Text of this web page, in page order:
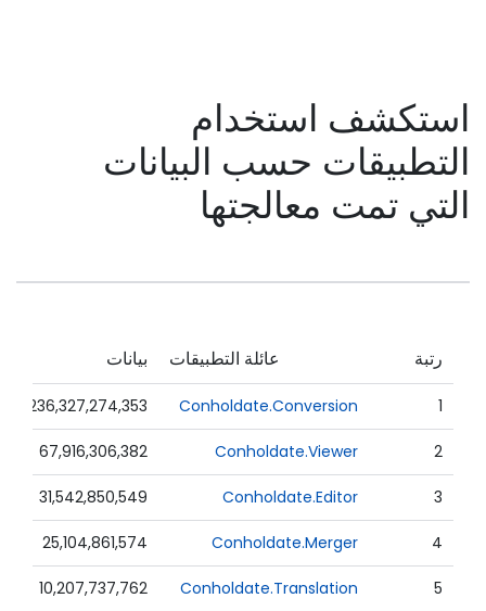
استكشف استخدام
التطبيقات حسب البيانات
التي تمت معالجتها
رتبة عائلة التطبيقات بيانات
1
Conholdate.Conversion
236,327,274,353
2
Conholdate.Viewer
67,916,306,382
3
Conholdate.Editor
31,542,850,549
4
Conholdate.Merger
25,104,861,574
5
Conholdate.Translation
10,207,737,762